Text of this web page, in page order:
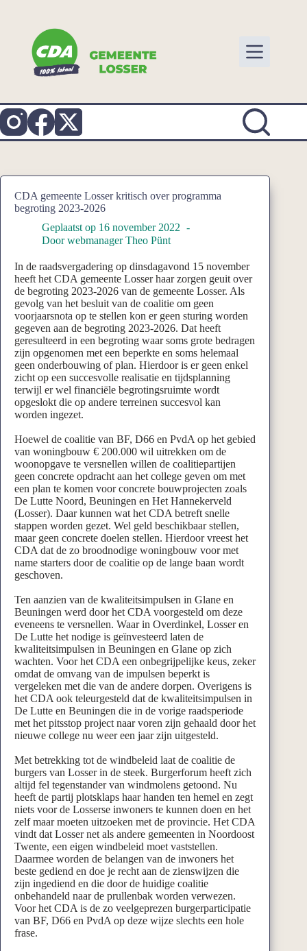
CDA gemeente Losser kritisch over programma
begroting 2023-2026
Geplaatst op 16 november 2022
Door webmanager Theo Pünt
In de raadsvergadering op dinsdagavond 15 november
heeft het CDA gemeente Losser haar zorgen geuit over
de begroting 2023-2026 van de gemeente Losser. Als
gevolg van het besluit van de coalitie om geen
voorjaarsnota op te stellen kon er geen sturing worden
gegeven aan de begroting 2023-2026. Dat heeft
geresulteerd in een begroting waar soms grote bedragen
zijn opgenomen met een beperkte en soms helemaal
geen onderbouwing of plan. Hierdoor is er geen enkel
zicht op een succesvolle realisatie en tijdsplanning
terwijl er wel financiële begrotingsruimte wordt
opgeslokt die op andere terreinen succesvol kan
worden ingezet.
Hoewel de coalitie van BF, D66 en PvdA op het gebied
van woningbouw € 200.000 wil uitrekken om de
woonopgave te versnellen willen de coalitiepartijen
geen concrete opdracht aan het college geven om met
een plan te komen voor concrete bouwprojecten zoals
De Lutte Noord, Beuningen en Het Hannekerveld
(Losser). Daar kunnen wat het CDA betreft snelle
stappen worden gezet. Wel geld beschikbaar stellen,
maar geen concrete doelen stellen. Hierdoor vreest het
CDA dat de zo broodnodige woningbouw voor met
name starters door de coalitie op de lange baan wordt
geschoven.
Ten aanzien van de kwaliteitsimpulsen in Glane en
Beuningen werd door het CDA voorgesteld om deze
eveneens te versnellen. Waar in Overdinkel, Losser en
De Lutte het nodige is geïnvesteerd laten de
kwaliteitsimpulsen in Beuningen en Glane op zich
wachten. Voor het CDA een onbegrijpelijke keus, zeker
omdat de omvang van de impulsen beperkt is
vergeleken met die van de andere dorpen. Overigens is
het CDA ook teleurgesteld dat de kwaliteitsimpulsen in
De Lutte en Beuningen die in de vorige raadsperiode
met het pitsstop project naar voren zijn gehaald door het
nieuwe college nu weer een jaar zijn uitgesteld.
Met betrekking tot de windbeleid laat de coalitie de
burgers van Losser in de steek. Burgerforum heeft zich
altijd fel tegenstander van windmolens getoond. Nu
heeft de partij plotsklaps haar handen ten hemel en zegt
niets voor de Losserse inwoners te kunnen doen en het
zelf maar moeten uitzoeken met de provincie. Het CDA
vindt dat Losser net als andere gemeenten in Noordoost
Twente, een eigen windbeleid moet vaststellen.
Daarmee worden de belangen van de inwoners het
beste gediend en doe je recht aan de zienswijzen die
zijn ingediend en die door de huidige coalitie
onbehandeld naar de prullenbak worden verwezen.
Voor het CDA is de zo veelgeprezen burgerparticipatie
van BF, D66 en PvdA op deze wijze slechts een hole
frase.